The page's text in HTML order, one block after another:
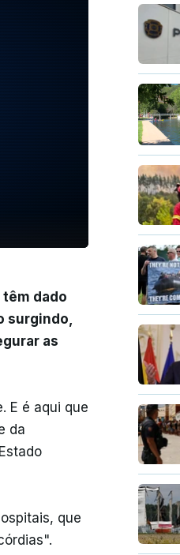
dado
surgindo,
as
E é aqui que
da
que